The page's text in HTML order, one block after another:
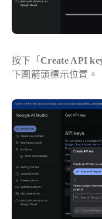
按下「 Create API
下圖箭頭標示位置。